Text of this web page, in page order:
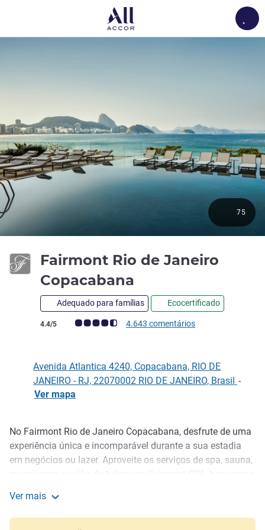
Fairmont Rio de Janeiro
Copacabana
Adequado para famílias Ecocertificado
Nota clientes Avis (Classificação ALL)
4.4/5 4.643 comentários
75
Avenida Atlantica 4240, Copacabana, RIO DE
JANEIRO - RJ, 22070002 RIO DE JANEIRO, Brasil -
Ver mapa
Descrição
No Fairmont Rio de Janeiro Copacabana, desfrute de uma
experiência única e incomparável durante a sua estadia
em negócios ou lazer. Aproveite os serviços de spa, sauna,
luxo com café, bar de mixologia, deliciosa marisqueira,
salas de reuniões e eventos, além de belas vistas
Ver mais